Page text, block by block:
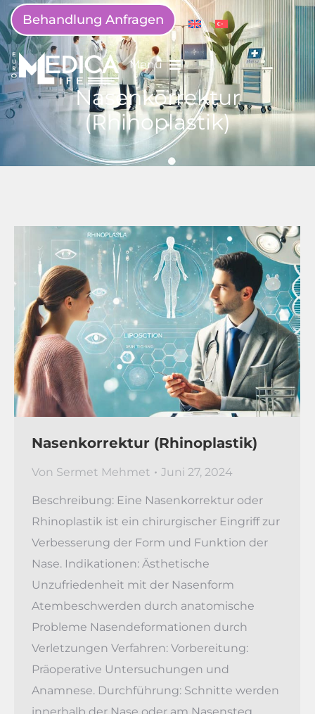
Behandlung Anfragen
Menü
Nasenkorrektur
(Rhinoplastik)
Nasenkorrektur (Rhinoplastik)
Von Sermet Mehmet Juni 27, 2024
Beschreibung: Eine Nasenkorrektur oder
Rhinoplastik ist ein chirurgischer Eingriff zur
Verbesserung der Form und Funktion der
Nase. Indikationen: Ästhetische
Unzufriedenheit mit der Nasenform
Atembeschwerden durch anatomische
Probleme Nasendeformationen durch
Verletzungen Verfahren: Vorbereitung:
Präoperative Untersuchungen und
Anamnese. Durchführung: Schnitte werden